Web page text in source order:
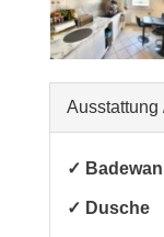
Ausstattung
✓
✓ Dusche